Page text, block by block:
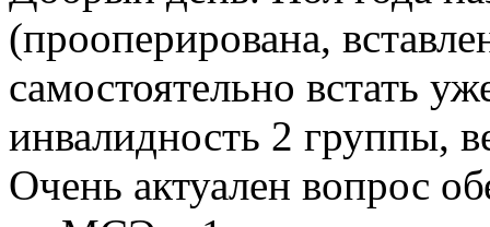
(прооперирована,
самостоятельно встать
инвалидность 2 группы,
Очень актуален вопрос